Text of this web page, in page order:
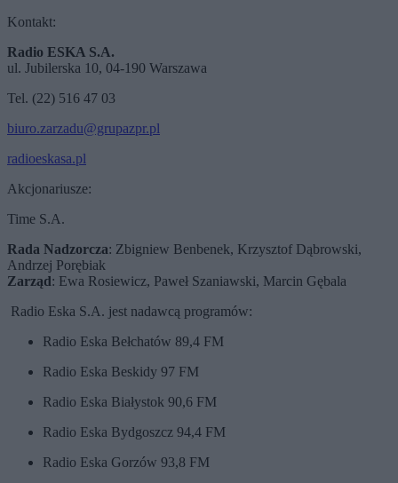
Kontakt:
Radio ESKA S.A.
ul. Jubilerska 10, 04-190 Warszawa
Tel. (22) 516 47 03
biuro.zarzadu@grupazpr.pl
radioeskasa.pl
Akcjonariusze:
Time S.A.
Rada Nadzorcza: Zbigniew Benbenek, Krzysztof Dąbrowski,
Andrzej Porębiak
Zarząd: Ewa Rosiewicz, Paweł Szaniawski, Marcin Gębala
Radio Eska S.A. jest nadawcą programów:
Radio Eska Bełchatów 89,4 FM
Radio Eska Beskidy 97 FM
Radio Eska Białystok 90,6 FM
Radio Eska Bydgoszcz 94,4 FM
Radio Eska Gorzów 93,8 FM